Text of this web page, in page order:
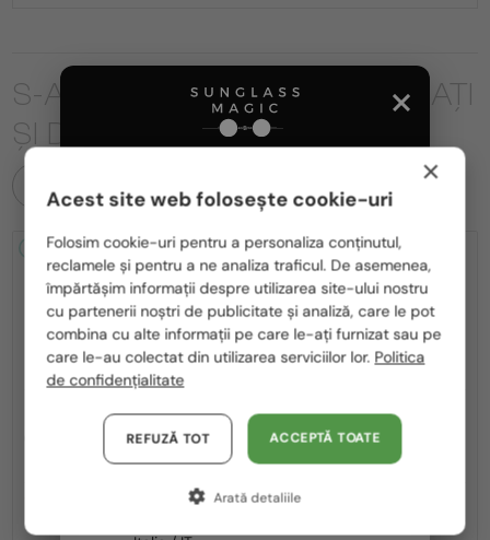
S-AR PUTEA SĂ FIȚI INTERESAȚI
ȘI DE
2-4 ZILE -15%
Bottega Veneta—
BV1419S - 001 - 56
2-4 ZILE -15%
Bottega Veneta—
Ochelari de soare
BV1429S - 001 - 49
1 478 RON
România / RO
Polska / PL
Magyarország / HU
United Arab Emirates / EN
Austria / AT
Germania / DE
Franța / FR
×
Acest site web folosește cookie-uri
Folosim cookie-uri pentru a personaliza conținutul,
reclamele și pentru a ne analiza traficul. De asemenea,
împărtășim informații despre utilizarea site-ului nostru
cu partenerii noștri de publicitate și analiză, care le pot
combina cu alte informații pe care le-ați furnizat sau pe
care le-au colectat din utilizarea serviciilor lor. Politica
de confidențialitate
ACCEPTĂ TOATE
REFUZĂ TOT
Arată detaliile